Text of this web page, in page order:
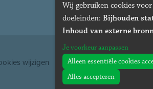
wijzigen
Wij gebruiken cookies
doeleinden: Bijhouden
Inhoud van externe
Je voorkeur aanpassen
Alleen essentiële cookies
Alles accepteren